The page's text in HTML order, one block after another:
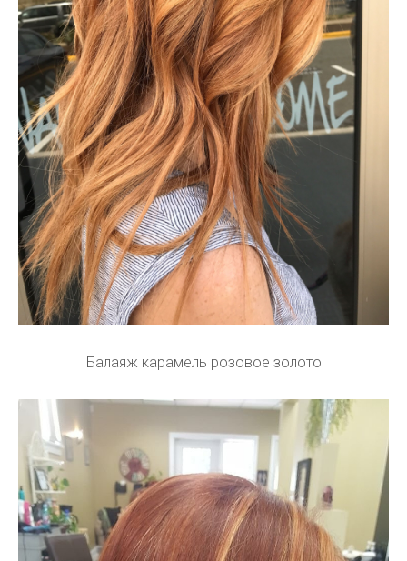
Балаяж карамель розовое золото